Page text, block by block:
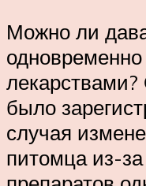
Можно ли
было
случая
питомца из-